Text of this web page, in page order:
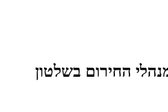
החירום בשלטון